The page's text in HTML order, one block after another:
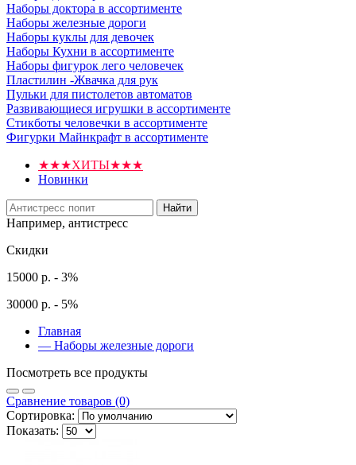
Наборы доктора в ассортименте
Наборы железные дороги
Наборы куклы для девочек
Наборы Кухни в ассортименте
Наборы фигурок лего человечек
Пластилин -Жвачка для рук
Пульки для пистолетов автоматов
Развивающиеся игрушки в ассортименте
Стикботы человечки в ассортименте
Фигурки Майнкрафт в ассортименте
★★★ХИТЫ★★★
Новинки
Найти
Например, антистресс
Скидки
15000 р. - 3%
30000 р. - 5%
Главная
— Наборы железные дороги
Посмотреть все продукты
Сравнение товаров (0)
Сортировка:
Показать: